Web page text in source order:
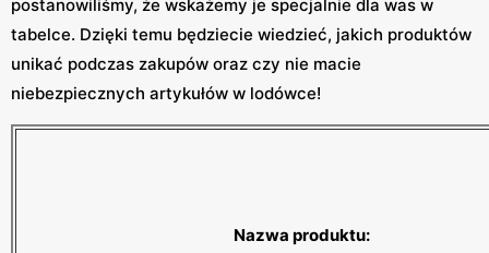
postanowiliśmy, że wskażemy je specjalnie dla was w
tabelce. Dzięki temu będziecie wiedzieć, jakich produktów
unikać podczas zakupów oraz czy nie macie
niebezpiecznych artykułów w lodówce!
Nazwa produktu: